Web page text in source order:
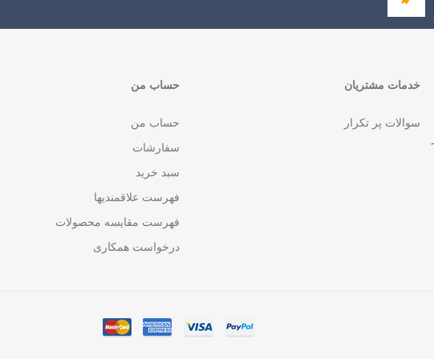
خدمات مشتریان
سوالات پر تکرار
حساب من
حساب من
سفارشات
سبد خرید
فهرست علاقمندیها
فهرست مقایسه محصولات
درخواست همکاری